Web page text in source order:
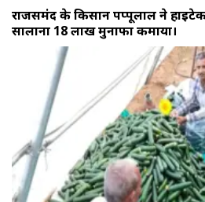
राजसमंद के किसान पप्पूलाल ने
सालाना 18 लाख मुनाफा कमाया।